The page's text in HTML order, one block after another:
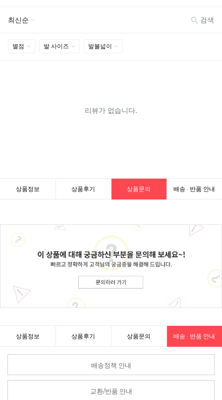
상품정보 상품후기 상품문의 배송 · 반품 안내
상품정보 상품후기 상품문의 배송 · 반품 안내
배송정책 안내
교환/반품 안내